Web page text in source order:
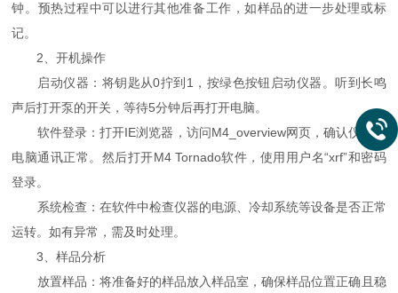
钟。预热过程中可以进行其他准备工作，如样品的进一步处理或标
记。
2、开机操作
启动仪器：将钥匙从0拧到1，按绿色按钮启动仪器。听到长鸣
声后打开泵的开关，等待5分钟后再打开电脑。
软件登录：打开IE浏览器，访问M4_overview网页，确认仪器和
电脑通讯正常。然后打开M4 Tornado软件，使用用户名“xrf”和密码
登录。
系统检查：在软件中检查仪器的电源、冷却系统等设备是否正常
运转。如有异常，需及时处理。
3、样品分析
放置样品：将准备好的样品放入样品室，确保样品位置正确且稳